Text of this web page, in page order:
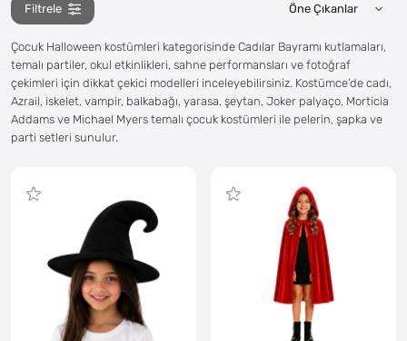
Filtrele
Çocuk Halloween kostümleri kategorisinde Cadılar Bayramı kutlamaları,
temalı partiler, okul etkinlikleri, sahne performansları ve fotoğraf
çekimleri için dikkat çekici modelleri inceleyebilirsiniz. Kostümce’de cadı,
Azrail, iskelet, vampir, balkabağı, yarasa, şeytan, Joker palyaço, Morticia
Addams ve Michael Myers temalı çocuk kostümleri ile pelerin, şapka ve
parti setleri sunulur.